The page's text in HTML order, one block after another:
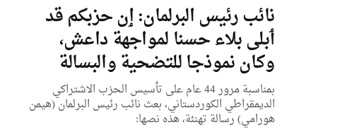
نائب رئيس البرلمان: ٳن حزبكم قد
ٲبلی بلاء حسنا لمواجهة داعش،
وكان نموذجا للتضحية والبسالة
بمناسبة مرور 44 عام علی تٲسيس الحزب الاشتراكي
الديمقراطي الكوردستاني، بعث نائب رئيس البرلمان (هيمن
هورامي) رسالة تهنئة، هذه نصها: